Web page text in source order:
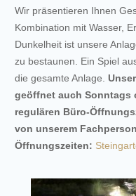
Wir präsentieren Ihnen
Kombination mit Wasser,
Dunkelheit ist unsere
zu bestaunen. Ein Spiel
die gesamte Anlage.
geöffnet auch Sonntags
regulären Büro-
von unserem
Öffnungszeiten: